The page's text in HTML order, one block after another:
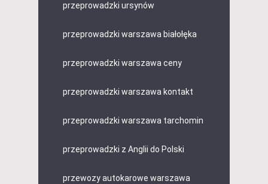
przeprowadzki ursynów
przeprowadzki warszawa białołęka
przeprowadzki warszawa ceny
przeprowadzki warszawa kontakt
przeprowadzki warszawa tarchomin
przeprowadzki z Anglii do Polski
przewozy autokarowe warszawa